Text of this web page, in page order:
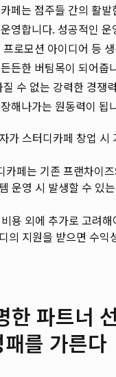
페는 점주들 간의 활
영합니다. 성공적인
로모션 아이디어 등
든한 버팀목이 되어줍
수 없는 강력한 경쟁
해나가는 원동력이 됩
가 스터디카페 창업 시
카페는 기존 프랜차이
운영 시 발생할 수 있
용 외에 추가로 고려
의 지원을 받으면 수익
한 파트너
를 가른다